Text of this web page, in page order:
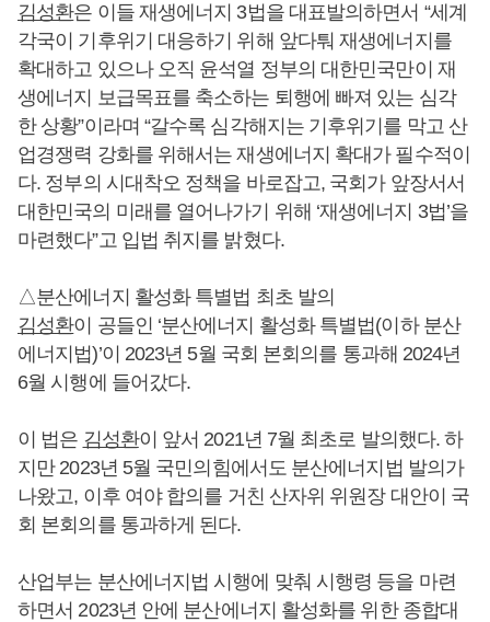
김성환은 이들 재생에너지 3법을 대표발의하면서 “세계
각국이 기후위기 대응하기 위해 앞다퉈 재생에너지를
확대하고 있으나 오직 윤석열 정부의 대한민국만이 재
생에너지 보급목표를 축소하는 퇴행에 빠져 있는 심각
한 상황”이라며 “갈수록 심각해지는 기후위기를 막고 산
업경쟁력 강화를 위해서는 재생에너지 확대가 필수적이
다. 정부의 시대착오 정책을 바로잡고, 국회가 앞장서서
대한민국의 미래를 열어나가기 위해 ‘재생에너지 3법’을
마련했다”고 입법 취지를 밝혔다.
△분산에너지 활성화 특별법 최초 발의
김성환이 공들인 ‘분산에너지 활성화 특별법(이하 분산
에너지법)’이 2023년 5월 국회 본회의를 통과해 2024년
6월 시행에 들어갔다.
이 법은 김성환이 앞서 2021년 7월 최초로 발의했다. 하
지만 2023년 5월 국민의힘에서도 분산에너지법 발의가
나왔고, 이후 여야 합의를 거친 산자위 위원장 대안이 국
회 본회의를 통과하게 된다.
산업부는 분산에너지법 시행에 맞춰 시행령 등을 마련
하면서 2023년 안에 분산에너지 활성화를 위한 종합대